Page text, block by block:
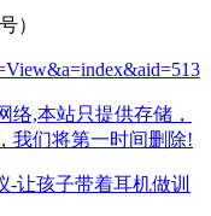
）
络,本站只提供存储，
我们将第一时间删除!
-让孩子带着耳机做训